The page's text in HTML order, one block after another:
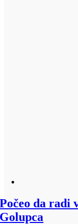
Počeo da radi
Golupca